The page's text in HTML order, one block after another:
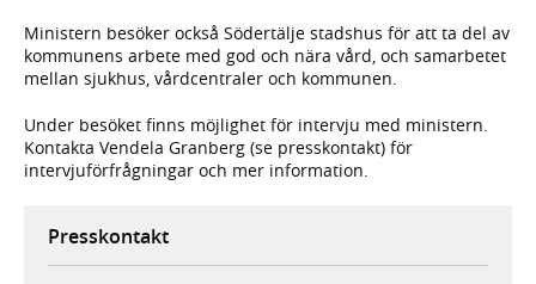
Ministern besöker också Södertälje stadshus för att ta del av
kommunens arbete med god och nära vård, och samarbetet
mellan sjukhus, vårdcentraler och kommunen.
Under besöket finns möjlighet för intervju med ministern.
Kontakta Vendela Granberg (se presskontakt) för
intervjuförfrågningar och mer information.
Presskontakt